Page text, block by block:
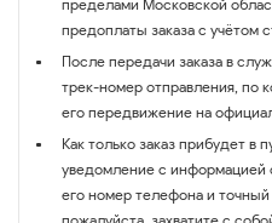
пределами Московской
предоплаты заказа с учётом
После передачи заказа в
трек-номер отправления, по
его передвижение на
Как только заказ прибудет в
уведомление с информацией
его номер телефона и точный